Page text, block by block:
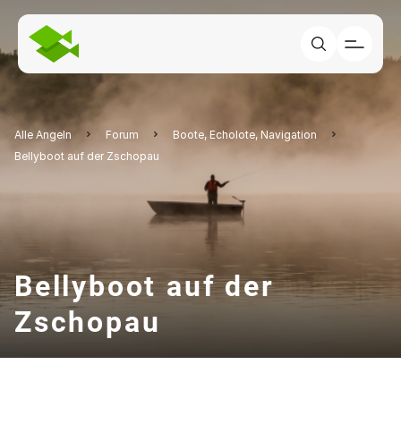
Alle Angeln Forum
Boote, Echolote, Navigation
Bellyboot auf der Zschopau
Bellyboot auf der
Zschopau